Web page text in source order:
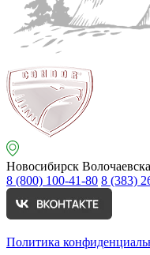
Новосибирск
8 (800) 100-41-80 8 (383)
Политика